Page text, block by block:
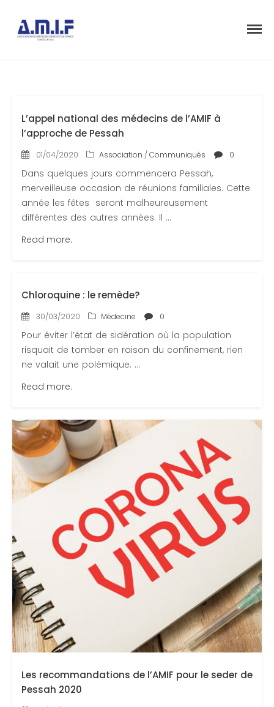
Présentation
Articles
Congrès 2020
L’appel national des médecins de l’AMIF à
l’approche de Pessah
01/04/2020 Association /Communiqués 0
Dans quelques jours commencera Pessah,
merveilleuse occasion de réunions familiales. Cette
année les fêtes seront malheureusement
différentes des autres années. Il ...
Read more.
Chloroquine : le remède?
30/03/2020 Médecine 0
Pour éviter l’état de sidération où la population
risquait de tomber en raison du confinement, rien
ne valait une polémique. ...
Read more.
Les recommandations de l’AMIF pour le seder de
Pessah 2020